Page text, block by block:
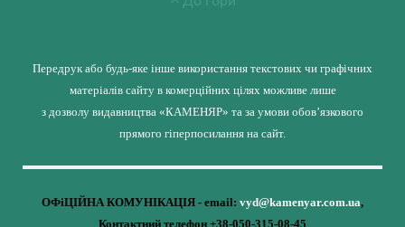
Передрук або будь-яке інше використання текстових чи графічних
матеріалів сайту в комерційних цілях можливе лише
з дозволу видавництва «КАМЕНЯР» та за умови обов’язкового
прямого гіперпосилання на сайт.
ОФіЦІЙНА КОМУНІКАЦІЯ - email: vyd@kamenyar.com.ua,
Контактний телефон +38-050-315-08-45